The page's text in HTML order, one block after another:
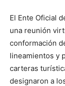
El Ente Oficial
una reunión
conformación
lineamientos y
carteras
designaron a